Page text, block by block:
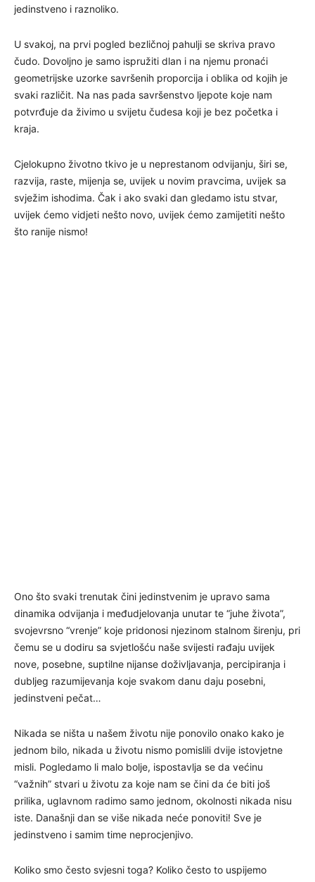
jedinstveno i raznoliko.
U svakoj, na prvi pogled bezličnoj pahulji se skriva pravo
čudo. Dovoljno je samo ispružiti dlan i na njemu pronaći
geometrijske uzorke savršenih proporcija i oblika od kojih je
svaki različit. Na nas pada savršenstvo ljepote koje nam
potvrđuje da živimo u svijetu čudesa koji je bez početka i
kraja.
Cjelokupno životno tkivo je u neprestanom odvijanju, širi se,
razvija, raste, mijenja se, uvijek u novim pravcima, uvijek sa
svježim ishodima. Čak i ako svaki dan gledamo istu stvar,
uvijek ćemo vidjeti nešto novo, uvijek ćemo zamijetiti nešto
što ranije nismo!
Ono što svaki trenutak čini jedinstvenim je upravo sama
dinamika odvijanja i međudjelovanja unutar te “juhe života”,
svojevrsno “vrenje” koje pridonosi njezinom stalnom širenju, pri
čemu se u dodiru sa svjetlošću naše svijesti rađaju uvijek
nove, posebne, suptilne nijanse doživljavanja, percipiranja i
dubljeg razumijevanja koje svakom danu daju posebni,
jedinstveni pečat…
Nikada se ništa u našem životu nije ponovilo onako kako je
jednom bilo, nikada u životu nismo pomislili dvije istovjetne
misli. Pogledamo li malo bolje, ispostavlja se da većinu
“važnih” stvari u životu za koje nam se čini da će biti još
prilika, uglavnom radimo samo jednom, okolnosti nikada nisu
iste. Današnji dan se više nikada neće ponoviti! Sve je
jedinstveno i samim time neprocjenjivo.
Koliko smo često svjesni toga? Koliko često to uspijemo